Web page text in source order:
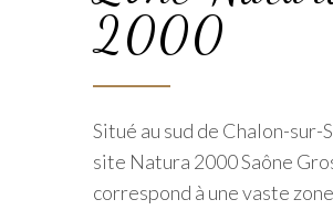
2000
Situé au sud de Chalon-sur-
site Natura 2000 Saône
correspond à une vaste zone